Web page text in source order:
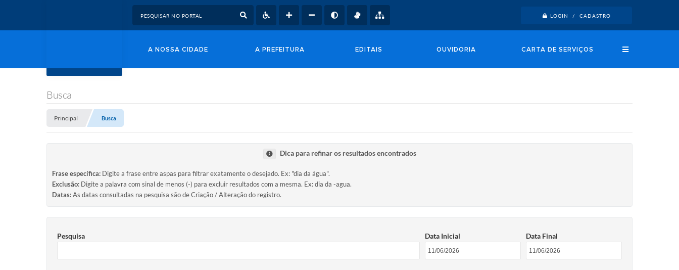
LOGIN / CADASTRO
A NOSSA CIDADE A PREFEITURA EDITAIS OUVIDORIA CARTA DE SERVIÇOS
Busca
Principal Busca
Dica para refinar os resultados encontrados
Frase específica: Digite a frase entre aspas para filtrar exatamente o desejado. Ex: "dia da água".
Exclusão: Digite a palavra com sinal de menos (-) para excluir resultados com a mesma. Ex: dia da -agua.
Datas:As datas consultadas na pesquisa são de Criação / Alteração do registro.
Pesquisa Data Inicial Data Final